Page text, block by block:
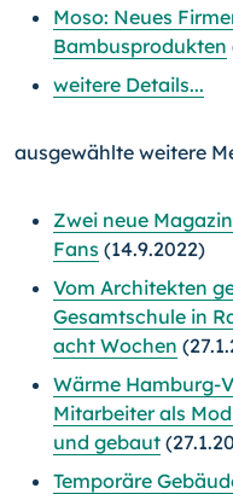
Moso: Neues
Bambusprodukten
weitere Details...
ausgewählte weitere
Zwei neue
Fans (14.9.2022)
Vom Architekten
Gesamtschule in
acht Wochen
Wärme Hamburg-
Mitarbeiter als
und gebaut
Temporäre